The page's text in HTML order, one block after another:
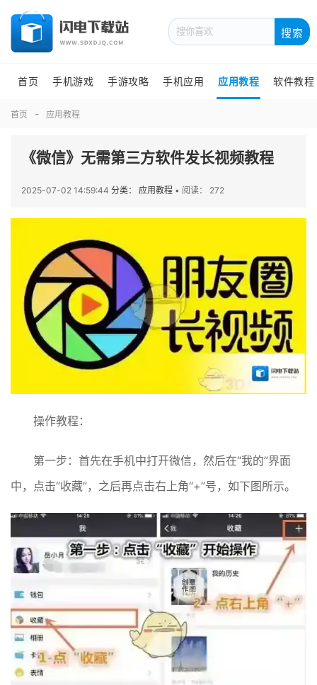
搜索
首页 手机游戏 手游攻略 手机应用 应用教程 软件教程
首页 应用教程
《微信》无需第三方软件发长视频教程
2025-07-02 14:59:44 分类： 应用教程 • 阅读： 272
操作教程：
第一步：首先在手机中打开微信，然后在“我的”界面
中，点击“收藏”，之后再点击右上角“+”号，如下图所示。